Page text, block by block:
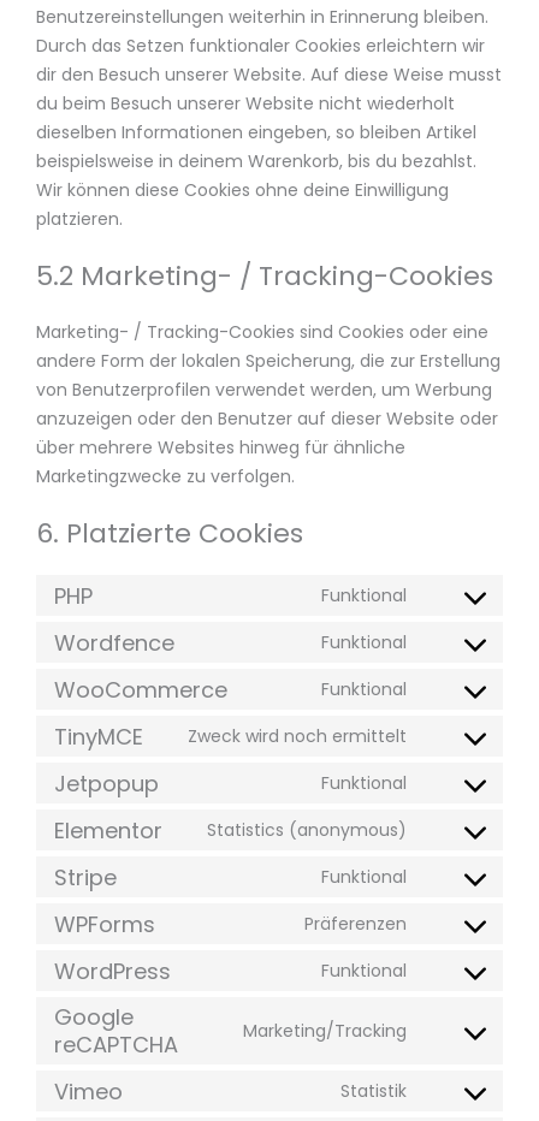
Benutzereinstellungen weiterhin in Erinnerung bleiben.
Durch das Setzen funktionaler Cookies erleichtern wir
dir den Besuch unserer Website. Auf diese Weise musst
du beim Besuch unserer Website nicht wiederholt
dieselben Informationen eingeben, so bleiben Artikel
beispielsweise in deinem Warenkorb, bis du bezahlst.
Wir können diese Cookies ohne deine Einwilligung
platzieren.
5.2 Marketing- / Tracking-Cookies
Marketing- / Tracking-Cookies sind Cookies oder eine
andere Form der lokalen Speicherung, die zur Erstellung
von Benutzerprofilen verwendet werden, um Werbung
anzuzeigen oder den Benutzer auf dieser Website oder
über mehrere Websites hinweg für ähnliche
Marketingzwecke zu verfolgen.
6. Platzierte Cookies
PHP Funktional
Wordfence Funktional
WooCommerce Funktional
TinyMCE Zweck wird noch ermittelt
Jetpopup Funktional
Elementor Statistics (anonymous)
Stripe Funktional
WPForms Präferenzen
WordPress Funktional
Google
reCAPTCHA
Marketing/Tracking
Vimeo Statistik